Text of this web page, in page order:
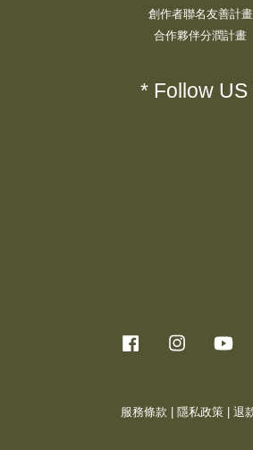
創作者聯名友善計畫
合作夥伴分潤計畫
* Follow US
Facebook Instagram
服務條款 隱私政策 退